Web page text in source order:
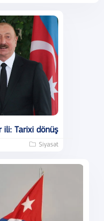
ili: Tarixi dönüş
Siyasət